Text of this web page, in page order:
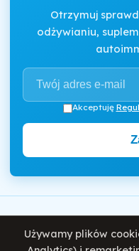
Otrzymuj
odżywianiu,
Akceptuję
© 2026 Damian
Używamy plików